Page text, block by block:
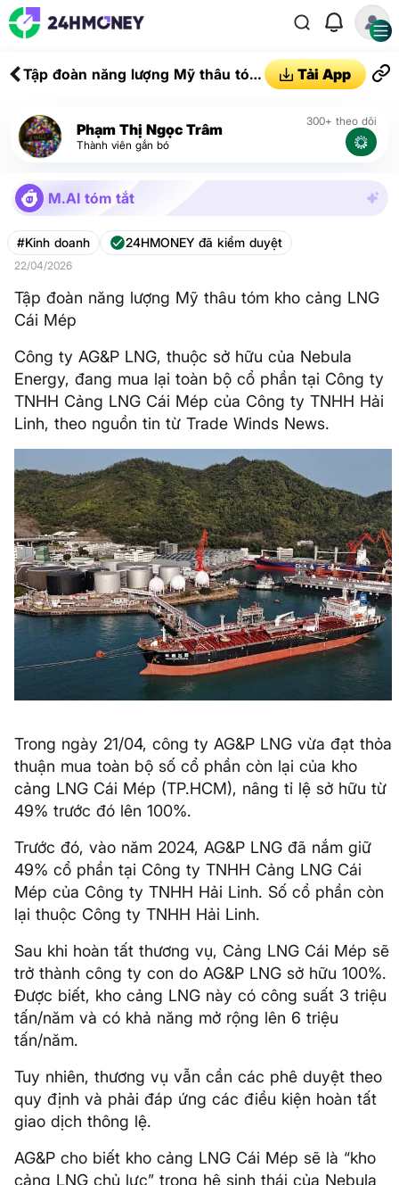
Tập đoàn năng lượng Mỹ thâu tóm
Tải App
Phạm Thị Ngọc Trâm
Thành viên gắn bó
300+ theo dõi
M.AI tóm tắt
#Kinh doanh 24HMONEY đã kiểm duyệt
22/04/2026
Tập đoàn năng lượng Mỹ thâu tóm kho cảng LNG
Cái Mép
Công ty AG&P LNG, thuộc sở hữu của Nebula
Energy, đang mua lại toàn bộ cổ phần tại Công ty
TNHH Cảng LNG Cái Mép của Công ty TNHH Hải
Linh, theo nguồn tin từ Trade Winds News.
Trong ngày 21/04, công ty AG&P LNG vừa đạt thỏa
thuận mua toàn bộ số cổ phần còn lại của kho
cảng LNG Cái Mép (TP.HCM), nâng tỉ lệ sở hữu từ
49% trước đó lên 100%.
Trước đó, vào năm 2024, AG&P LNG đã nắm giữ
49% cổ phần tại Công ty TNHH Cảng LNG Cái
Mép của Công ty TNHH Hải Linh. Số cổ phần còn
lại thuộc Công ty TNHH Hải Linh.
Sau khi hoàn tất thương vụ, Cảng LNG Cái Mép sẽ
trở thành công ty con do AG&P LNG sở hữu 100%.
Được biết, kho cảng LNG này có công suất 3 triệu
tấn/năm và có khả năng mở rộng lên 6 triệu
tấn/năm.
Tuy nhiên, thương vụ vẫn cần các phê duyệt theo
quy định và phải đáp ứng các điều kiện hoàn tất
giao dịch thông lệ.
AG&P cho biết kho cảng LNG Cái Mép sẽ là “kho
cảng LNG chủ lực” trong hệ sinh thái của Nebula